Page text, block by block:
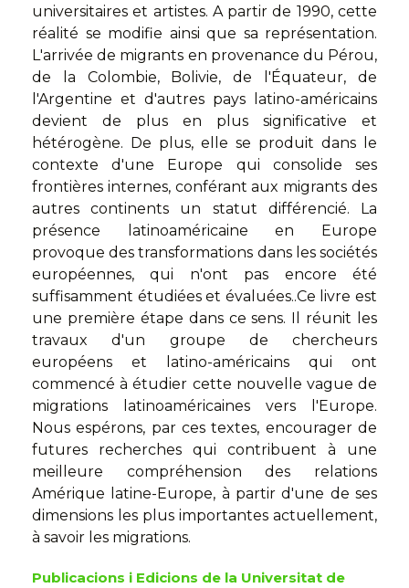
universitaires et artistes. A partir de 1990, cette
réalité se modifie ainsi que sa représentation.
L'arrivée de migrants en provenance du Pérou,
de la Colombie, Bolivie, de l'Équateur, de
l'Argentine et d'autres pays latino-américains
devient de plus en plus significative et
hétérogène. De plus, elle se produit dans le
contexte d'une Europe qui consolide ses
frontières internes, conférant aux migrants des
autres continents un statut différencié. La
présence latinoaméricaine en Europe
provoque des transformations dans les sociétés
européennes, qui n'ont pas encore été
suffisamment étudiées et évaluées..Ce livre est
une première étape dans ce sens. Il réunit les
travaux d'un groupe de chercheurs
européens et latino-américains qui ont
commencé à étudier cette nouvelle vague de
migrations latinoaméricaines vers l'Europe.
Nous espérons, par ces textes, encourager de
futures recherches qui contribuent à une
meilleure compréhension des relations
Amérique latine-Europe, à partir d'une de ses
dimensions les plus importantes actuellement,
à savoir les migrations.
Publicacions i Edicions de la Universitat de